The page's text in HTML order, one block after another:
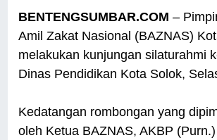
BENTENGSUMBAR.COM –
Amil Zakat Nasional (BAZNAS)
melakukan kunjungan silaturahmi
Dinas Pendidikan Kota Solok,
Kedatangan rombongan yang
oleh Ketua BAZNAS, AKBP